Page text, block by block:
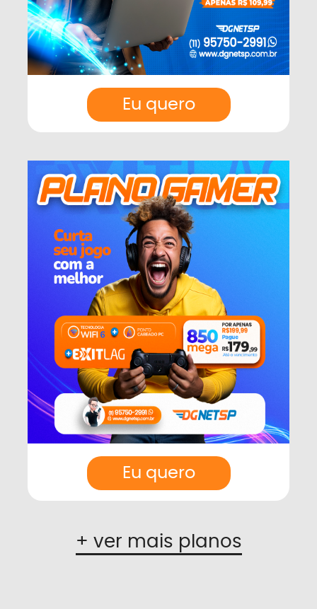
Eu quero
Eu quero
+ ver mais planos